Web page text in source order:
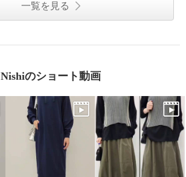
一覧を見る
Nishiのショート動画